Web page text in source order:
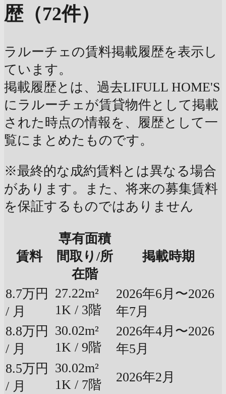
歴（72件）
ラルーチェの賃料掲載履歴を表示し
ています。
掲載履歴とは、過去LIFULL HOME'S
にラルーチェが賃貸物件として掲載
された時点の情報を、履歴として一
覧にまとめたものです。
※最終的な成約賃料とは異なる場合
があります。また、将来の募集賃料
を保証するものではありません
賃料
専有面積
間取り/所
在階
掲載時期
8.7万円
/ 月
27.22m²
1K / 3階
2026年6月〜2026
年7月
8.8万円
/ 月
30.02m²
1K / 9階
2026年4月〜2026
年5月
8.5万円
/ 月
30.02m²
1K / 7階
2026年2月